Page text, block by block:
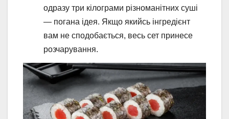
одразу три кілограми різноманітних суші
— погана ідея. Якщо якийсь інгредієнт
вам не сподобається, весь сет принесе
розчарування.